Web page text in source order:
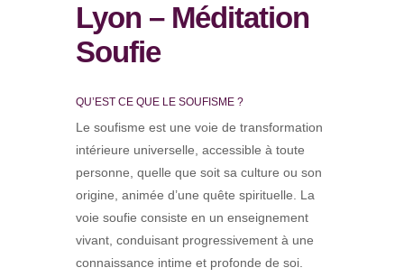
Lyon – Méditation
Soufie
QU’EST CE QUE LE SOUFISME ?
Le soufisme est une voie de transformation
intérieure universelle, accessible à toute
personne, quelle que soit sa culture ou son
origine, animée d’une quête spirituelle. La
voie soufie consiste en un enseignement
vivant, conduisant progressivement à une
connaissance intime et profonde de soi.